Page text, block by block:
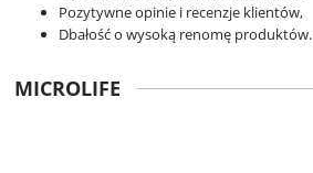
Pozytywne opinie i recenzje klientów,
Dbałość o wysoką renomę produktów.
MICROLIFE